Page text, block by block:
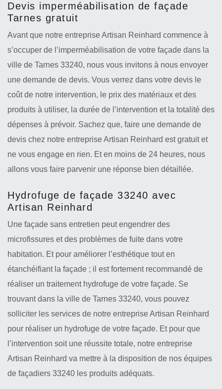
Devis imperméabilisation de façade
Tarnes gratuit
Avant que notre entreprise Artisan Reinhard commence à
s’occuper de l’imperméabilisation de votre façade dans la
ville de Tarnes 33240, nous vous invitons à nous envoyer
une demande de devis. Vous verrez dans votre devis le
coût de notre intervention, le prix des matériaux et des
produits à utiliser, la durée de l’intervention et la totalité des
dépenses à prévoir. Sachez que, faire une demande de
devis chez notre entreprise Artisan Reinhard est gratuit et
ne vous engage en rien. Et en moins de 24 heures, nous
allons vous faire parvenir une réponse bien détaillée.
Hydrofuge de façade 33240 avec
Artisan Reinhard
Une façade sans entretien peut engendrer des
microfissures et des problèmes de fuite dans votre
habitation. Et pour améliorer l’esthétique tout en
étanchéifiant la façade ; il est fortement recommandé de
réaliser un traitement hydrofuge de votre façade. Se
trouvant dans la ville de Tarnes 33240, vous pouvez
solliciter les services de notre entreprise Artisan Reinhard
pour réaliser un hydrofuge de votre façade. Et pour que
l’intervention soit une réussite totale, notre entreprise
Artisan Reinhard va mettre à la disposition de nos équipes
de façadiers 33240 les produits adéquats.